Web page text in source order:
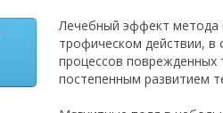
Лечебный эффект метода
трофическом действии, в
процессов
постепенным развитием